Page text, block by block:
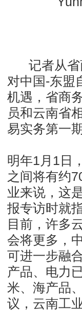
记者从省
对中国-东盟
机遇，省商
员和云南省
易实务第一
明年1月1日
之间将有约
业来说，这
报专访时就
目前，许多
会将更多，
可进一步融
产品、电力
米、海产品
议，云南工